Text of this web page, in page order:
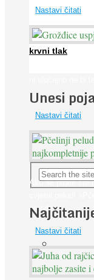
Nastavi čitati
krvni tlak
...
Nastavi čitati
Ako se pitate što
prirodne ...
Nastavi čitati
Unesi